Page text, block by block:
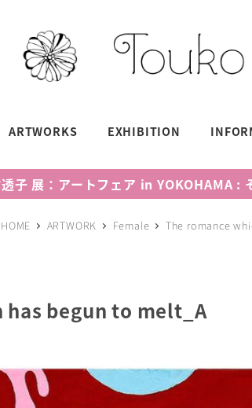
ARTWORKS EXHIBITION
子 展：アートフェア in YOKOHAMA :
HOME ARTWORK Female The romance
begun to melt_A